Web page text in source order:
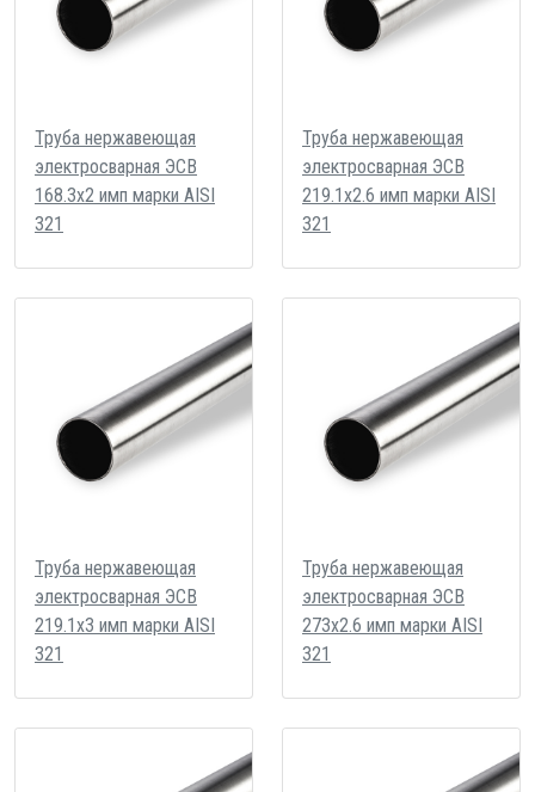
Труба нержавеющая
электросварная ЭСВ
168.3х2 имп марки AISI
321
Труба нержавеющая
электросварная ЭСВ
219.1х2.6 имп марки AISI
321
Труба нержавеющая
электросварная ЭСВ
219.1х3 имп марки AISI
321
Труба нержавеющая
электросварная ЭСВ
273х2.6 имп марки AISI
321